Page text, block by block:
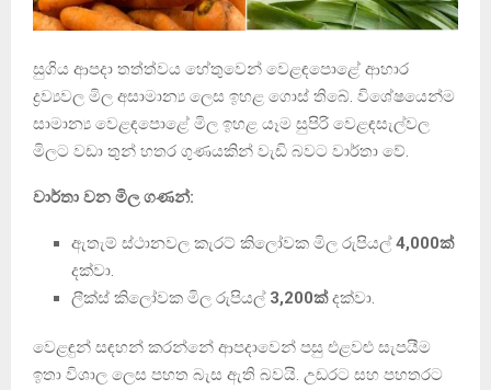
සුගිය ආපදා තත්ත්වය හේතුවෙන් වෙළඳපොළේ ආහාර
ද්‍රව්‍යවල මිල අසාමාන්‍ය ලෙස ඉහළ ගොස් තිබේ. විශේෂයෙන්ම
සාමාන්‍ය වෙළඳපොළේ මිල ඉහළ යෑම සුපිරි වෙළඳසැල්වල
මිලට වඩා තුන් හතර ගුණයකින් වැඩි බවට වාර්තා වේ.
වාර්තා වන මිල ගණන්:
ඇතැම් ස්ථානවල කැරට් කිලෝවක මිල රුපියල්4,000ක්
දක්වා.
ලීක්ස් කිලෝවක මිල රුපියල් 3,200ක්දක්වා.
වෙළඳුන් සඳහන් කරන්නේ ආපදාවෙන් පසු එළවළු සැපයීම
ඉතා විශාල ලෙස පහත බැස ඇති බවයි. උඩරට සහ පහතරට